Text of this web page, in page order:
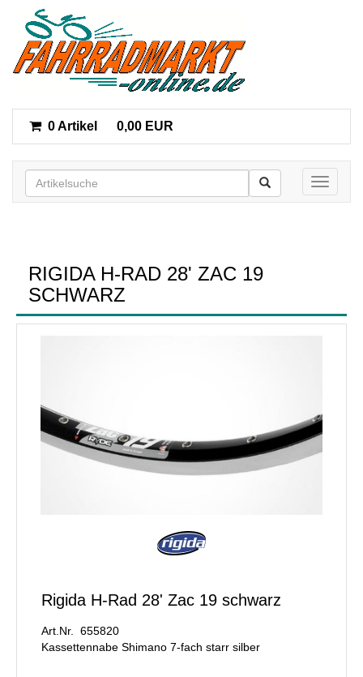
0 Artikel 0,00 EUR
Toggle
RIGIDA H-RAD 28' ZAC 19
SCHWARZ
Rigida H-Rad 28' Zac 19 schwarz
Art.Nr. 655820
Kassettennabe Shimano 7-fach starr silber